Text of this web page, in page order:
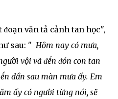
ᵭoạn văn tả cảnh tan học",
sau: " Hȏm nay có mưa,
vội vã ᵭḗn ᵭón con tan
dần sau màn mưa ấy. Em
ấy có người từng nói, sẽ